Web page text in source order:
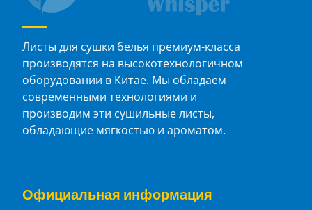
Листы для сушки белья премиум-класса
производятся на высокотехнологичном
оборудовании в Китае. Мы обладаем
современными технологиями и
производим эти сушильные листы,
обладающие мягкостью и ароматом.
Официальная информация